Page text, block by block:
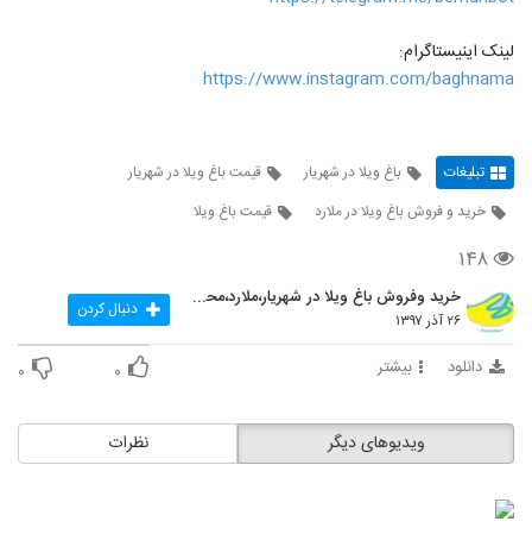
لینک اینیستاگرام:
https://www.instagram.com/baghnama
تبلیغات باغ ویلا در شهریار
قیمت باغ ویلا در شهریار
خرید و فروش باغ ویلا در ملارد
قیمت باغ ویلا
۱۴۸
خرید وفروش باغ ویلا در شهریار،ملارد،محمدشهر
۲۶ آذر ۱۳۹۷ دنبال کردن
دانلود بیشتر ۰ ۰
نظرات ویدیوهای دیگر